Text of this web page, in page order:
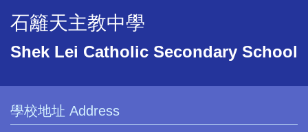
石籬天主教中學
Shek Lei Catholic Secondary School
學校地址 Address